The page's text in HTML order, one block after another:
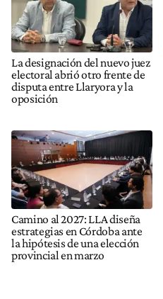
La designación del nuevo juez
electoral abrió otro frente de
disputa entre Llaryora y la
oposición
Camino al 2027: LLA diseña
estrategias en Córdoba ante
la hipótesis de una elección
provincial en marzo